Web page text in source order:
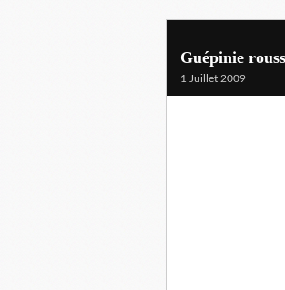
Guépinie
1 Juillet 2009